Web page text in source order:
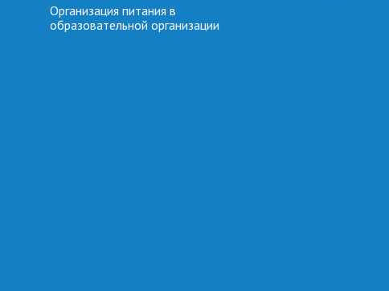
Организация питания в
образовательной организации